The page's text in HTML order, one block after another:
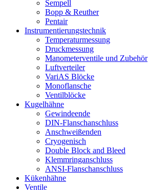
Sempell
Bopp & Reuther
Pentair
Instrumentierungs­technik
Temperaturmessung
Druckmessung
Manometerventile und Zubehör
Luftverteiler
VariAS Blöcke
Monoflansche
Ventilblöcke
Kugelhähne
Gewindeende
DIN-Flanschanschluss
Anschweißenden
Cryogenisch
Double Block and Bleed
Klemmringanschluss
ANSI-Flanschanschluss
Kükenhähne
Ventile